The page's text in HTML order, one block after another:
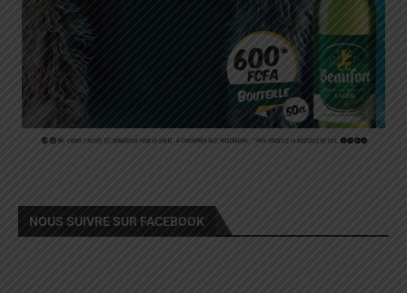
NOUS SUIVRE SUR FACEBOOK